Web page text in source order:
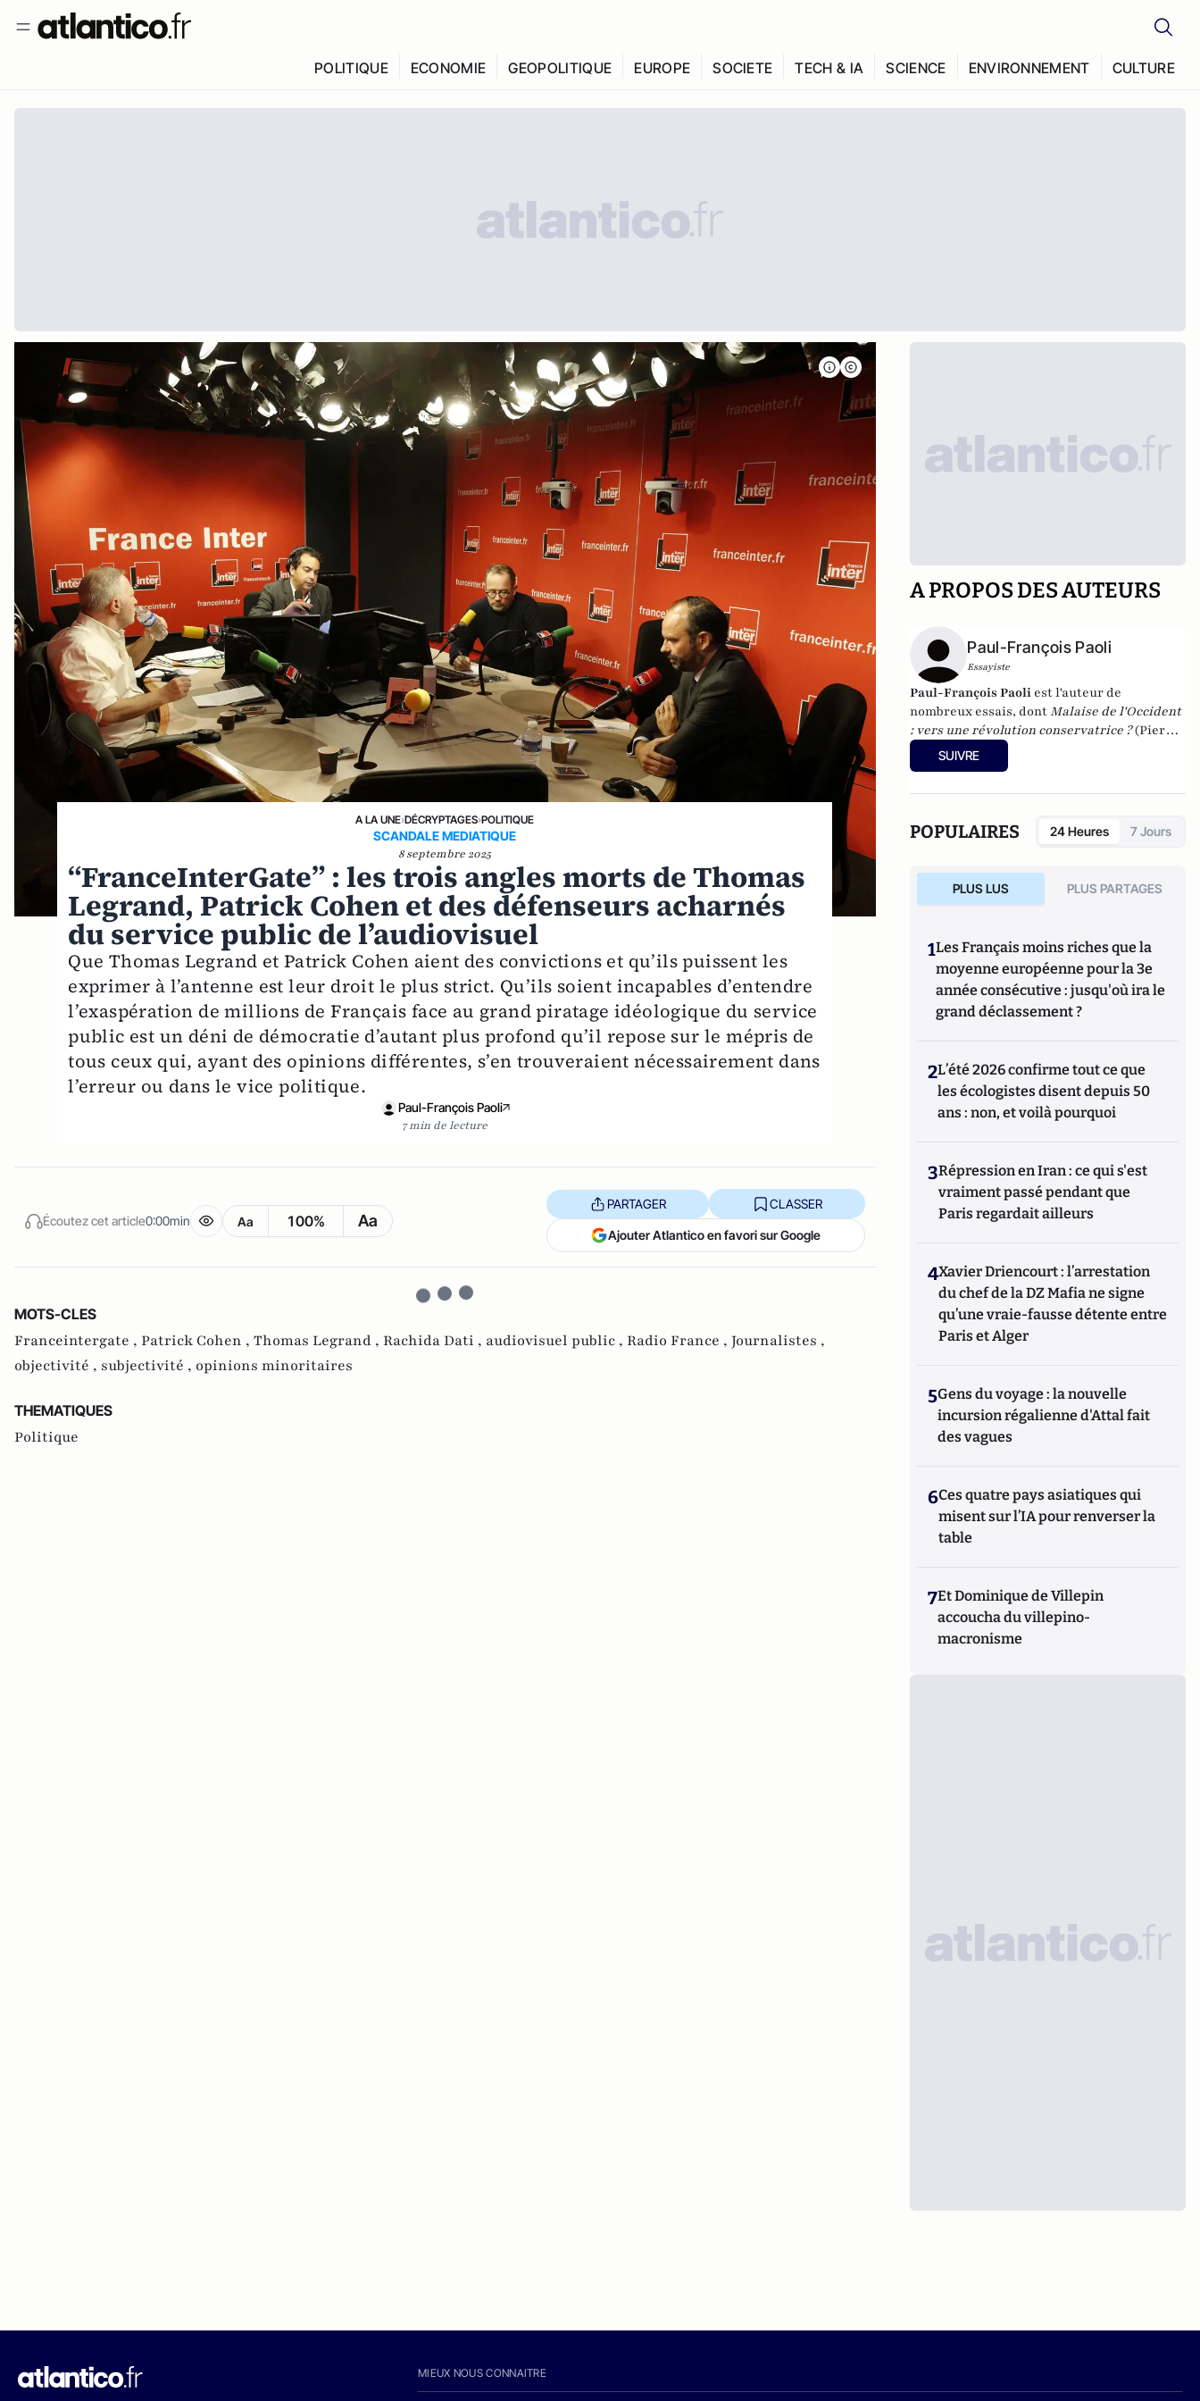
POLITIQUE ECONOMIE GEOPOLITIQUE EUROPE SOCIETE TECH & IA SCIENCE ENVIRONNEMENT CULTURE
A LA UNE›DÉCRYPTAGES›POLITIQUE
SCANDALE MEDIATIQUE
8 septembre 2025
“FranceInterGate” : les trois angles morts de Thomas
Legrand, Patrick Cohen et des défenseurs acharnés
du service public de l’audiovisuel
Que Thomas Legrand et Patrick Cohen aient des convictions et qu’ils puissent les
exprimer à l’antenne est leur droit le plus strict. Qu’ils soient incapables d’entendre
l’exaspération de millions de Français face au grand piratage idéologique du service
public est un déni de démocratie d’autant plus profond qu’il repose sur le mépris de
tous ceux qui, ayant des opinions différentes, s’en trouveraient nécessairement dans
l’erreur ou dans le vice politique.
Paul-François Paoli
7 min de lecture
Écoutez cet article0:00min Aa 100% Aa
PARTAGER CLASSER
Ajouter Atlantico en favori sur Google
MOTS-CLES
Franceintergate , Patrick Cohen , Thomas Legrand , Rachida Dati , audiovisuel public , Radio France , Journalistes ,
objectivité , subjectivité , opinions minoritaires
THEMATIQUES
Politique
A PROPOS DES AUTEURS
Paul-François Paoli
Essayiste
Paul-François Paoli est l'auteur de
nombreux essais, dont Malaise de l'Occident
: vers une révolution conservatrice ?(Pierre-
Guillaume de Roux, 2014),
l'idéologie antiraciste
(Tallandier). Il vient de publier "La
Tentation de Paris (Quand le journalisme
SUIVRE
POPULAIRES 24 Heures 7 Jours
PLUS LUS PLUS PARTAGES
1Les Français moins riches que la
moyenne européenne pour la 3e
année consécutive : jusqu'où ira le
grand déclassement ?
2L’été 2026 confirme tout ce que
les écologistes disent depuis 50
ans : non, et voilà pourquoi
3Répression en Iran : ce qui s'est
vraiment passé pendant que
Paris regardait ailleurs
4Xavier Driencourt : l’arrestation
du chef de la DZ Mafia ne signe
qu’une vraie-fausse détente entre
Paris et Alger
5Gens du voyage : la nouvelle
incursion régalienne d'Attal fait
des vagues
6Ces quatre pays asiatiques qui
misent sur l’IA pour renverser la
table
7Et Dominique de Villepin
accoucha du villepino-
macronisme
MIEUX NOUS CONNAITRE